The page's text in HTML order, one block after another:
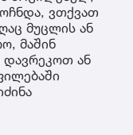
ვთქვათ
მუცლის ან
მაშინ
დავრეკოთ ან